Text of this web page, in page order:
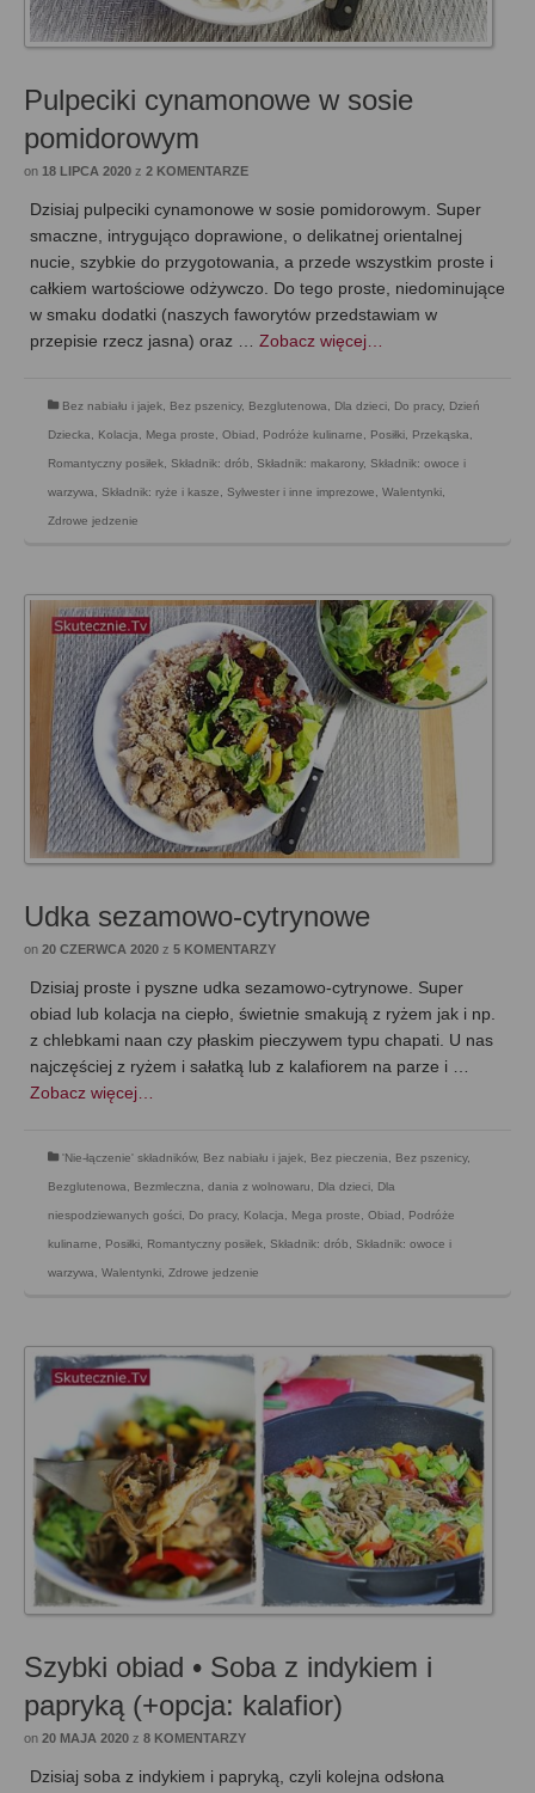
Pulpeciki cynamonowe w sosie
pomidorowym
on 18 LIPCA 2020 z 2 KOMENTARZE
Dzisiaj pulpeciki cynamonowe w sosie pomidorowym. Super
smaczne, intrygująco doprawione, o delikatnej orientalnej
nucie, szybkie do przygotowania, a przede wszystkim proste i
całkiem wartościowe odżywczo. Do tego proste, niedominujące
w smaku dodatki (naszych faworytów przedstawiam w
przepisie rzecz jasna) oraz … Zobacz więcej…
Bez nabiału i jajek, Bez pszenicy, Bezglutenowa, Dla dzieci, Do pracy, Dzień
Dziecka, Kolacja, Mega proste, Obiad , Podróże kulinarne, Posiłki, Przekąska,
Romantyczny posiłek, Składnik: drób, Składnik: makarony, Składnik: owoce i
warzywa, Składnik: ryże i kasze, Sylwester i inne imprezowe, Walentynki,
Zdrowe jedzenie
Udka sezamowo-cytrynowe
on 20 CZERWCA 2020 z 5 KOMENTARZY
Dzisiaj proste i pyszne udka sezamowo-cytrynowe. Super
obiad lub kolacja na ciepło, świetnie smakują z ryżem jak i np.
z chlebkami naan czy płaskim pieczywem typu chapati. U nas
najczęściej z ryżem i sałatką lub z kalafiorem na parze i …
Zobacz więcej…
'Nie-łączenie' składników, Bez nabiału i jajek Bez pieczenia Bez pszenicy,
Bezglutenowa Bezmleczna dania z wolnowaru Dla dzieci Dla
niespodziewanych gości Do pracy, Kolacja Mega proste Obiad Podróże
kulinarne Posiłki Romantyczny posiłek Składnik: drób Składnik: owoce i
warzywa Walentynki Zdrowe jedzenie
Szybki obiad • Soba z indykiem i
papryką (+opcja: kalafior)
on 20 MAJA 2020 z 8 KOMENTARZY
Dzisiaj soba z indykiem i papryką, czyli kolejna odsłona